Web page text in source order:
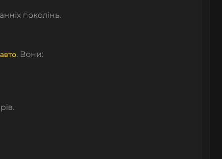
поколінь.
. Вони: